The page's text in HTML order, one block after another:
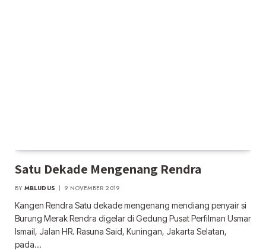
Satu Dekade Mengenang Rendra
BY MBLUDUS 9 NOVEMBER 2019
Kangen Rendra Satu dekade mengenang mendiang penyair si
Burung Merak Rendra digelar di Gedung Pusat Perfilman Usmar
Ismail, Jalan HR. Rasuna Said, Kuningan, Jakarta Selatan,
pada…